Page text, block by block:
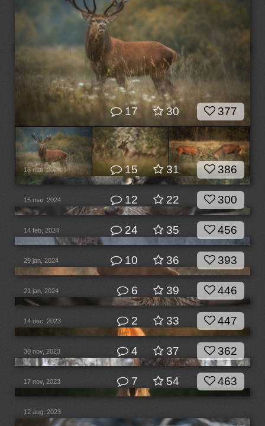
17 30 377
18 mar, 2024 15 31 386
15 mar, 2024 12 22 300
14 feb, 2024 24 35 456
29 jan, 2024 10 36 393
21 jan, 2024 6 39 446
14 dec, 2023 2 33 447
30 nov, 2023 4 37 362
17 nov, 2023 7 54 463
12 aug, 2023